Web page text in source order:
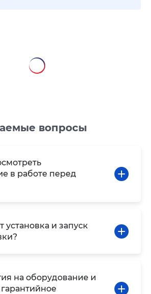
вопросы
в работе перед
установка и запуск
на оборудование и